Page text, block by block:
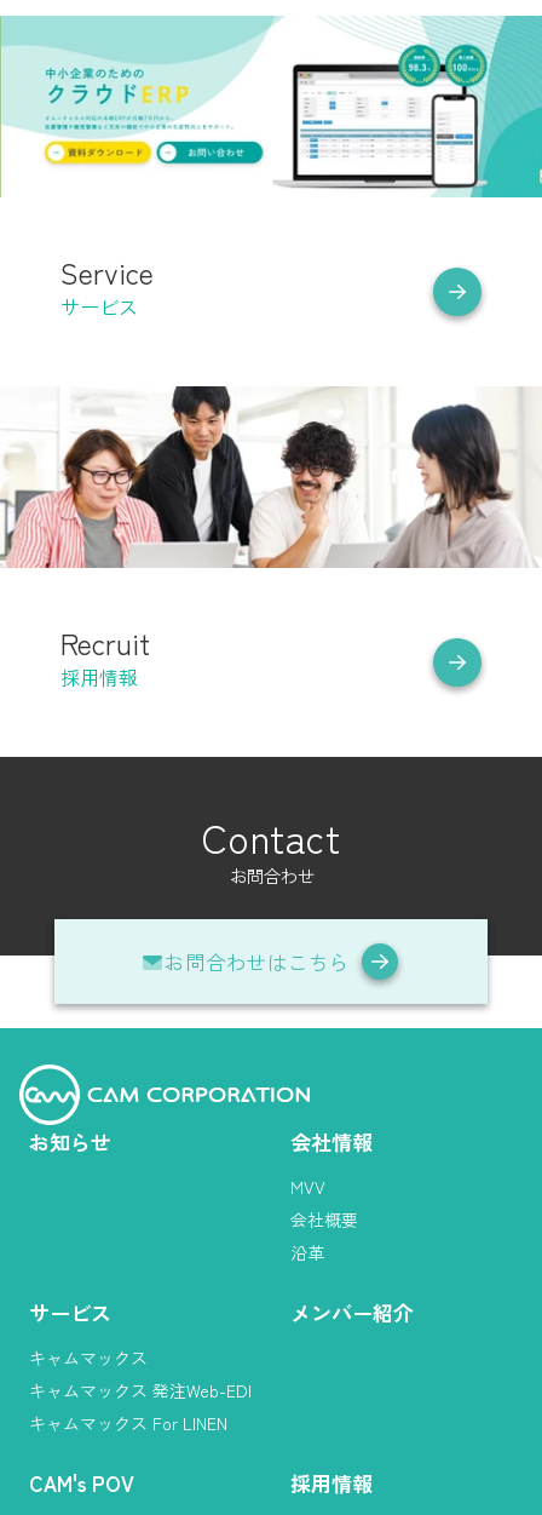
Service
サービス
Recruit
採用情報
Contact
お問合わせ
お問合わせはこちら
お知らせ 会社情報
MVV
会社概要
沿革
サービス
キャムマックス
キャムマックス 発注Web-EDI
キャムマックス For LINEN
メンバー紹介
CAM's POV 採用情報